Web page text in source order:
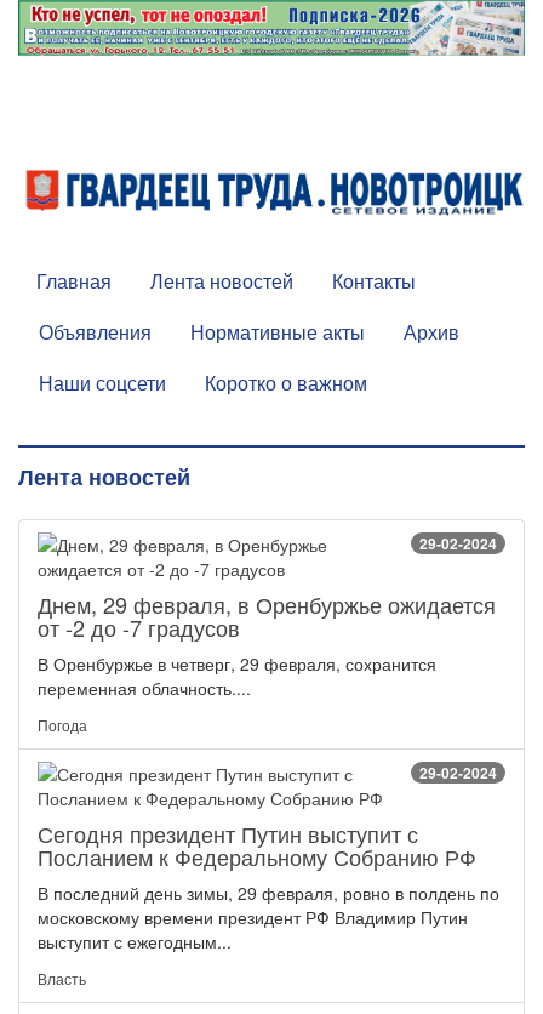
Главная Лента новостей
Контакты
Объявления
Нормативные акты
Архив
Наши соцсети
Коротко о важном
Лента новостей
29-02-2024
Днем, 29 февраля, в Оренбуржье ожидается
от -2 до -7 градусов
В Оренбуржье в четверг, 29 февраля, сохранится
переменная облачность....
Погода
29-02-2024
Сегодня президент Путин выступит с
Посланием к Федеральному Собранию РФ
В последний день зимы, 29 февраля, ровно в полдень по
московскому времени президент РФ Владимир Путин
выступит с ежегодным...
Власть